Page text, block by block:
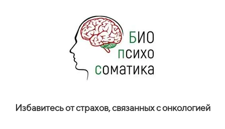
Избавитесь от страхов, связанных с онкологией